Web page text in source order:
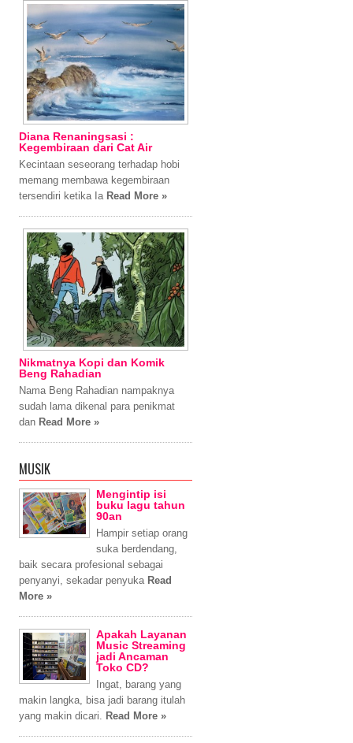
Diana Renaningsasi :
Kegembiraan dari Cat Air
Kecintaan seseorang terhadap hobi
memang membawa kegembiraan
tersendiri ketika Ia Read More »
Nikmatnya Kopi dan Komik
Beng Rahadian
Nama Beng Rahadian nampaknya
sudah lama dikenal para penikmat
dan Read More »
MUSIK
Mengintip isi
buku lagu tahun
90an
Hampir setiap orang
suka berdendang,
baik secara profesional sebagai
penyanyi, sekadar penyuka Read
More »
Apakah Layanan
Music Streaming
jadi Ancaman
Toko CD?
Ingat, barang yang
makin langka, bisa jadi barang itulah
yang makin dicari.
Read More »